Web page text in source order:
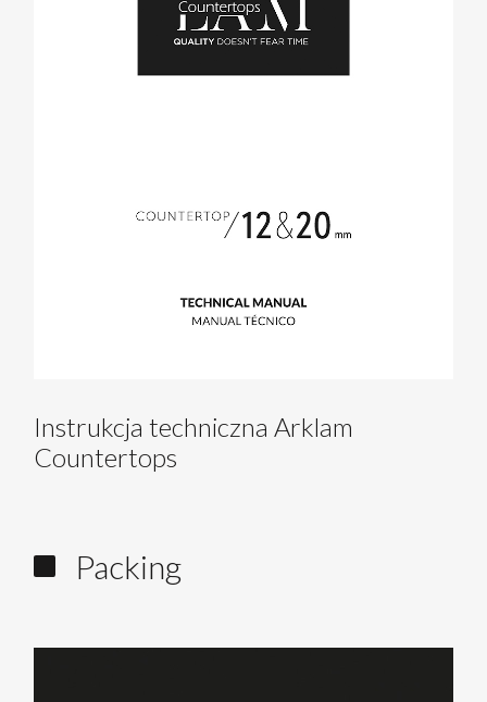
Instrukcja techniczna Arklam
Countertops
Packing